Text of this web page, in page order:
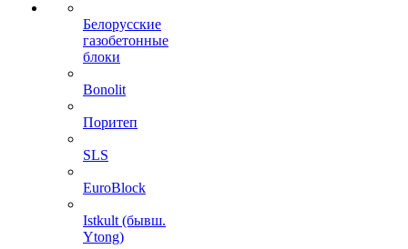
Белорусские
газобетонные
блоки
Bonolit
Поритеп
SLS
EuroBlock
Istkult (бывш.
Ytong)